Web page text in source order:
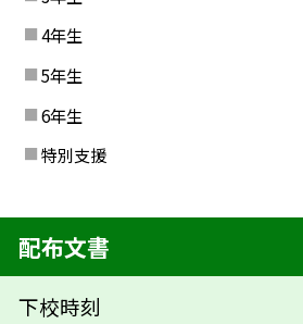
4年生
5年生
6年生
特別支援
配布文書
下校時刻